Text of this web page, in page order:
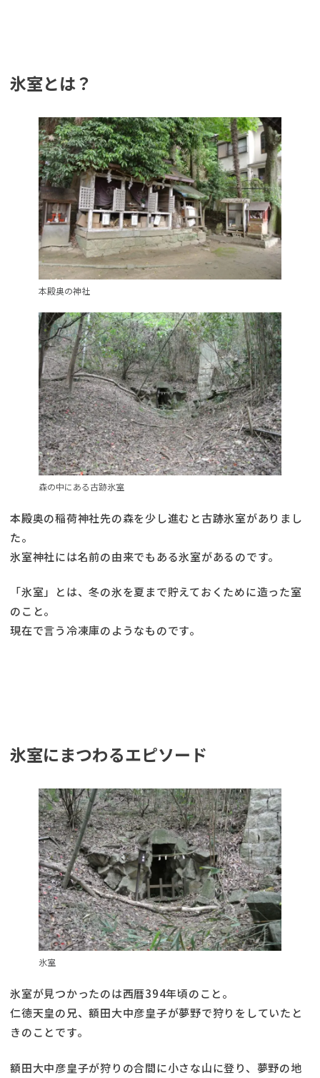
氷室とは？
本殿奥の神社
森の中にある古跡氷室
本殿奥の稲荷神社先の森を少し進むと古跡氷室がありまし
た。
氷室神社には名前の由来でもある氷室があるのです。
「氷室」とは、冬の氷を夏まで貯えておくために造った室
のこと。
現在で言う冷凍庫のようなものです。
氷室にまつわるエピソード
氷室
氷室が見つかったのは西暦394年頃のこと。
仁徳天皇の兄、額田大中彦皇子が夢野で狩りをしていたと
きのことです。
額田大中彦皇子が狩りの合間に小さな山に登り、夢野の地